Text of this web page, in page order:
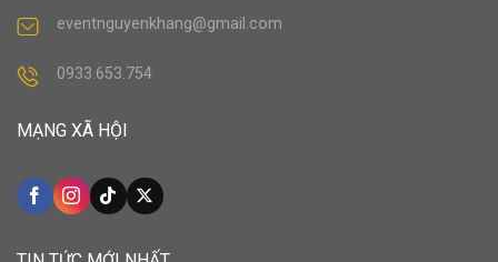
eventnguyenkhang@gmail.com
0933.653.754
MẠNG XÃ HỘI